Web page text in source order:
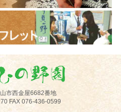
市西金屋6682番地
FAX 076-436-0599